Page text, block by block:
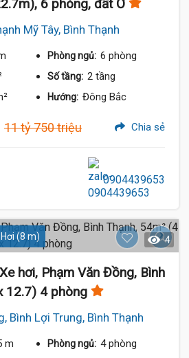
6 phòng, đất Ở
Mỹ Tây, Bình Thạnh
Phòng ngủ: 6 phòng
Số tầng: 2 tầng
Hướng: Đông Bắc
11 tỷ 750 triệu Chia sẻ
0904439653
(8 m) 4
hơi, Phạm Văn Đồng, Bình
12.7) 4 phòng
Bình Lợi Trung, Bình Thạnh
m Phòng ngủ: 4 phòng